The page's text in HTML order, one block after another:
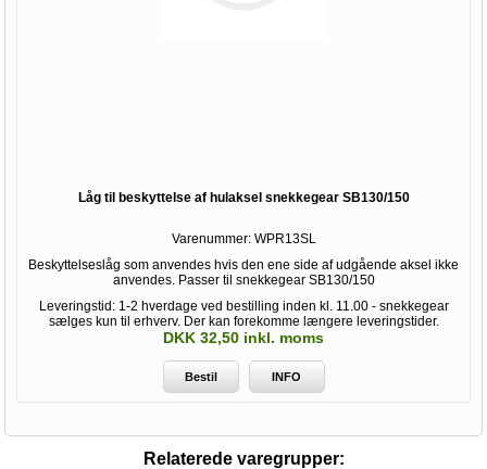
Låg til beskyttelse af hulaksel snekkegear SB130/150
Varenummer: WPR13SL
Beskyttelseslåg som anvendes hvis den ene side af udgående aksel ikke
anvendes. Passer til snekkegear SB130/150
Leveringstid: 1-2 hverdage ved bestilling inden kl. 11.00 - snekkegear
sælges kun til erhverv. Der kan forekomme længere leveringstider.
DKK 32,50 inkl. moms
Bestil INFO
Relaterede varegrupper: